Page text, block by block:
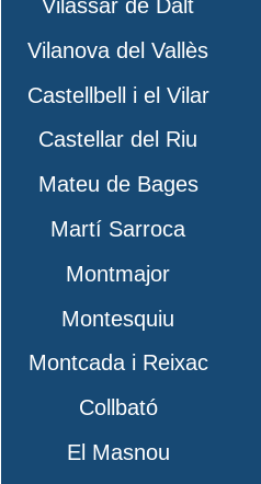
Vilassar de Dalt
Vilanova del Vallès
Castellbell i el Vilar
Castellar del Riu
Mateu de Bages
Martí Sarroca
Montmajor
Montesquiu
Montcada i Reixac
Collbató
El Masnou